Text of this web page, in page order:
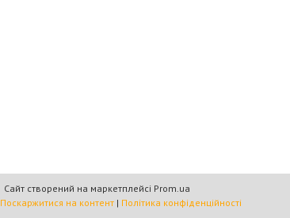
Сайт створений на маркетплейсі Prom.ua
Поскаржитися на контент | Політика конфіденційності